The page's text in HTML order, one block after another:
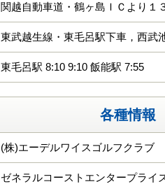
関越自動車道・鶴ヶ島ＩＣより１
東武越生線・東毛呂駅下車，西武
東毛呂駅 8:10 9:10 飯能駅 7:55
各種情報
(株)エーデルワイスゴルフクラブ
ゼネラルコーストエンタープライ